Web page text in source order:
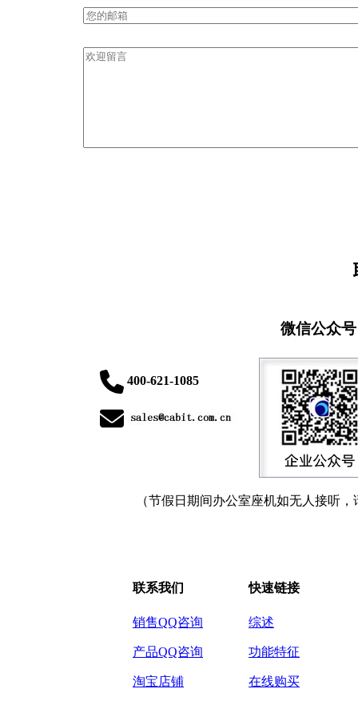
微信公众号
400-621-1085
（节假日期间办公室座机如无人接听
联系我们 快速链接
销售QQ咨询
产品QQ咨询
淘宝店铺
综述
功能特征
在线购买